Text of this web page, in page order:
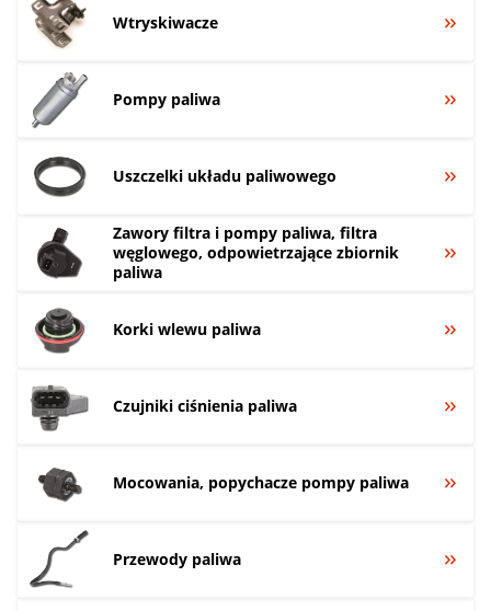
Wtryskiwacze
Pompy paliwa
Uszczelki układu paliwowego
Zawory filtra i pompy paliwa, filtra
węglowego, odpowietrzające zbiornik
paliwa
Korki wlewu paliwa
Czujniki ciśnienia paliwa
Mocowania, popychacze pompy paliwa
Przewody paliwa